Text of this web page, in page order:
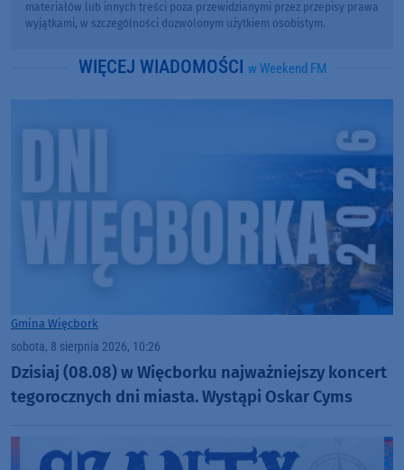
materiałów lub innych treści poza przewidzianymi przez przepisy prawa
wyjątkami, w szczególności dozwolonym użytkiem osobistym.
WIĘCEJ WIADOMOŚCI w Weekend FM
Gmina Więcbork
sobota, 8 sierpnia 2026, 10:26
Dzisiaj (08.08) w Więcborku najważniejszy koncert
tegorocznych dni miasta. Wystąpi Oskar Cyms